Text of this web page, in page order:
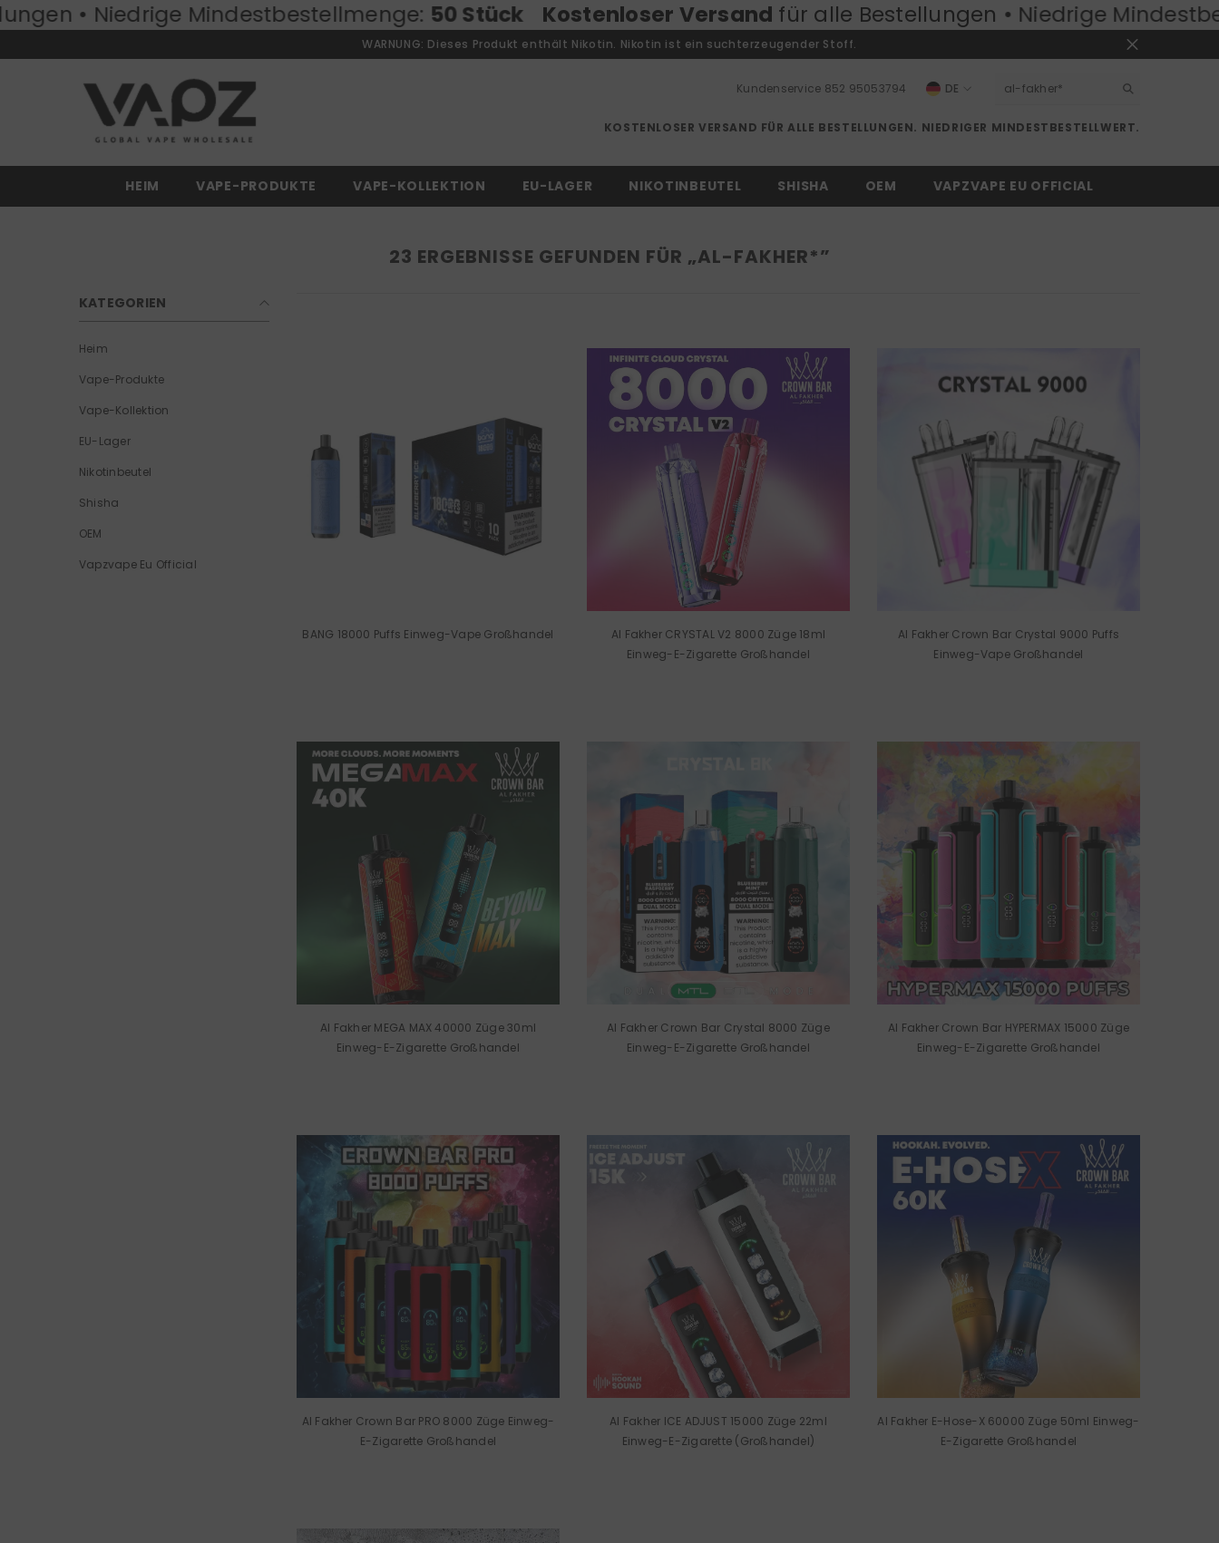
ZUM INHALT SPRINGEN 50 Stück Kostenloser Versand für alle Bestellungen • Niedrige Mindestbestellmenge:50 Stück
WARNUNG: Dieses Produkt enthält Nikotin. Nikotin ist ein suchterzeugender Stoff.
Kundenservice 852 95053794
DE
KOSTENLOSER VERSAND FÜR ALLE BESTELLUNGEN. NIEDRIGER MINDESTBESTELLWERT.
HEIM VAPE-PRODUKTE VAPE-KOLLEKTION EU-LAGER NIKOTINBEUTEL SHISHA OEM VAPZVAPE EU OFFICIAL
23 ERGEBNISSE GEFUNDEN FÜR „AL-FAKHER*”
KATEGORIEN
Heim
Vape-Produkte
Vape-Kollektion
EU-Lager
Nikotinbeutel
Shisha
OEM
Vapzvape Eu Official
BANG 18000 Puffs Einweg-Vape Großhandel
Al Fakher CRYSTAL V2 8000 Züge 18ml
Einweg-E-Zigarette Großhandel
Al Fakher Crown Bar Crystal 9000 Puffs
Einweg-Vape Großhandel
Al Fakher MEGA MAX 40000 Züge 30ml
Einweg-E-Zigarette Großhandel
Al Fakher Crown Bar Crystal 8000 Züge
Einweg-E-Zigarette Großhandel
Al Fakher Crown Bar HYPERMAX 15000 Züge
Einweg-E-Zigarette Großhandel
Al Fakher Crown Bar PRO 8000 Züge Einweg-
E-Zigarette Großhandel
Al Fakher ICE ADJUST 15000 Züge 22ml
Einweg-E-Zigarette (Großhandel)
Al Fakher E-Hose-X 60000 Züge 50ml Einweg-
E-Zigarette Großhandel